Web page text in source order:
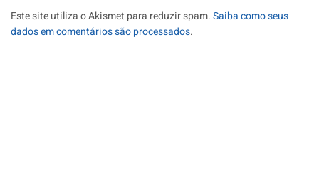
Este site utiliza o Akismet para reduzir spam.Saiba como seus
dados em comentários são processados.